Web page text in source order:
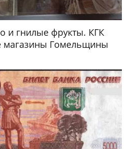
и гнилые фрукты. КГК
магазины Гомельщины